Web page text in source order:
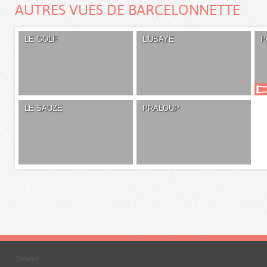
AUTRES VUES DE BARCELONNETTE
LE GOLF L'UBAYE
LE SAUZE PRALOUP